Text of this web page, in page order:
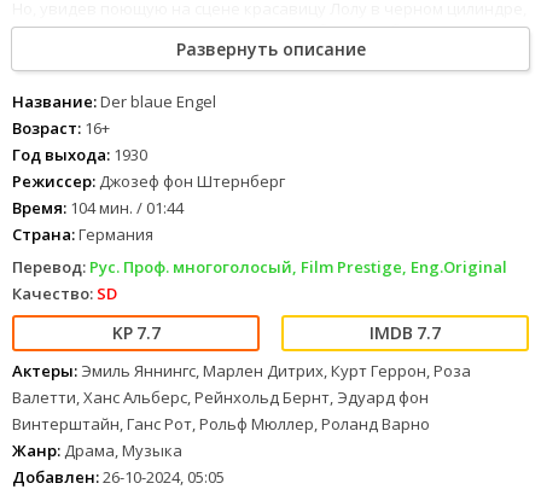
корсете и шелковых чулках, педагог забывает обо всем на свете
и влюбляется как мальчишка.Развернуть описание
Название:Der blaue Engel
Возраст: 16+
Год выхода: 1930
Режиссер: Джозеф фон Штернберг
Время: 104 мин. / 01:44
Страна:Германия
Перевод: Рус. Проф. многоголосый, Film Prestige, Eng.Original
Качество: SD
7.7 7.7
Актеры: Эмиль Яннингс, Марлен Дитрих, Курт Геррон, Роза
Валетти, Ханс Альберс, Рейнхольд Бернт, Эдуард фон
Винтерштайн, Ганс Рот, Рольф Мюллер, Роланд Варно
Жанр: Драма, Музыка
Добавлен:26-10-2024, 05:05